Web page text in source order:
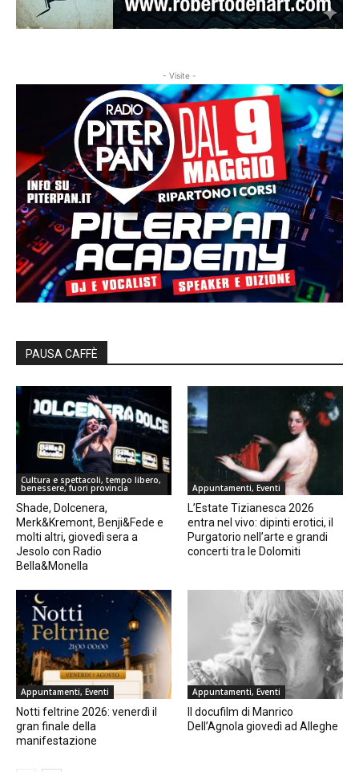
- Visite -
PAUSA CAFFÈ
Cultura e spettacoli, tempo libero,
benessere, fuori provincia
Shade, Dolcenera,
Merk&Kremont, Benji&Fede e
molti altri, giovedì sera a
Jesolo con Radio
Bella&Monella
Appuntamenti, Eventi
L’Estate Tizianesca 2026
entra nel vivo: dipinti erotici, il
Purgatorio nell’arte e grandi
concerti tra le Dolomiti
Appuntamenti, Eventi
Notti feltrine 2026: venerdì il
gran finale della
manifestazione
Appuntamenti, Eventi
Il docufilm di Manrico
Dell’Agnola giovedì ad Alleghe